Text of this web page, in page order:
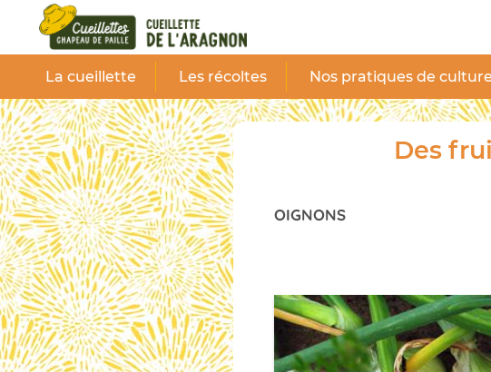
La cueillette Les récoltes Nos pratiques de culture
Des
OIGNONS
Panneau de gestion des cookies